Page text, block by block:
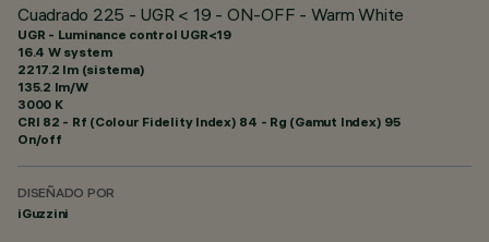
Cuadrado 225 - UGR < 19 - ON-OFF - Warm White
UGR - Luminance control UGR<19
16.4 W system
2217.2 lm (sistema)
135.2 lm/W
3000 K
CRI 82 - Rf (Colour Fidelity Index) 84 - Rg (Gamut Index) 95
On/off
DISEÑADO POR
iGuzzini